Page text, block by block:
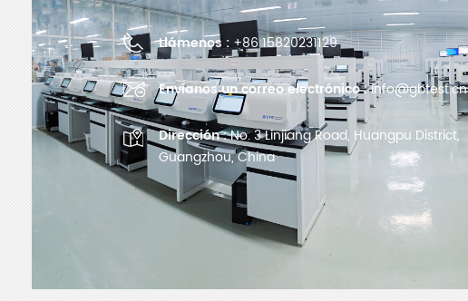
Llámenos : +86 15820231129
Envíanos un correo electrónico :info@gbtest.cn
Dirección :No. 3 Linjiang Road, Huangpu District,
Guangzhou, China